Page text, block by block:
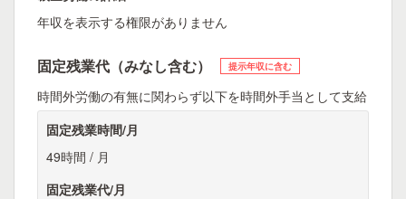
年収を表示する権限がありません
固定残業代（みなし含む） 提示年収に含む
時間外労働の有無に関わらず以下を時間外手当として支給
固定残業時間/月
49時間 / 月
固定残業代/月